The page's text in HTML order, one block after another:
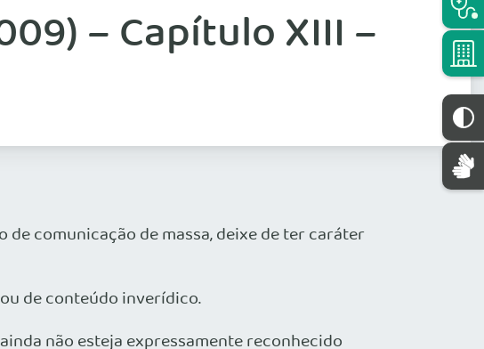
– Capítulo XIII –
de comunicação de massa, deixe de ter caráter
de conteúdo inverídico.
não esteja expressamente reconhecido